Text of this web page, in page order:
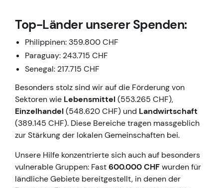
Top-Länder unserer Spenden:
Philippinen: 359.800 CHF
Paraguay: 243.715 CHF
Senegal: 217.715 CHF
Besonders stolz sind wir auf die Förderung von
Sektoren wie Lebensmittel (553.265 CHF),
Einzelhandel (548.620 CHF) und Landwirtschaft
(389.145 CHF). Diese Bereiche tragen massgeblich
zur Stärkung der lokalen Gemeinschaften bei.
Unsere Hilfe konzentrierte sich auch auf besonders
vulnerable Gruppen: Fast600.000 CHFwurden für
ländliche Gebiete bereitgestellt, in denen der